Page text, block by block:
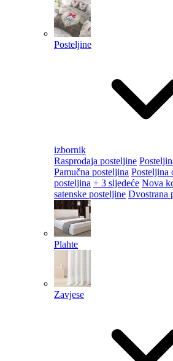
Posteljine
izbornik
Rasprodaja posteljine
Pamučna posteljina Posteljina
posteljina + 3 sljedeće Nova
satenske posteljine Dvostrana
Plahte
Zavjese